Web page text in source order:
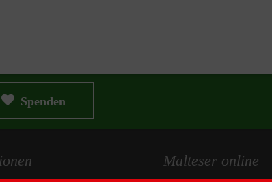
Spenden
Malteser online